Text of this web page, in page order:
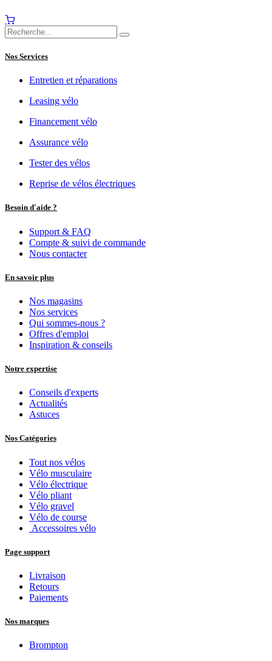
Nos Services
Entretien et réparations
Leasing vélo
Financement vélo
Assurance vélo
Tester des vélos
Reprise de vélos électriques
Besoin d'aide ?
Support & FAQ
Compte & suivi de commande
Nous contacter
En savoir plus
Nos magasins
Nos services
Qui sommes-nous ?
Offres d'emploi
Inspiration & conseils
Notre expertise
Conseils d'experts
Actualités
Astuces
Nos Catégories
Tout nos vélos
Vélo musculaire
Vélo électrique
Vélo pliant
Vélo gravel
Vélo de course
Accessoires vélo
Page support
Livraison
Retours
Paiements
Nos marques
Brompton